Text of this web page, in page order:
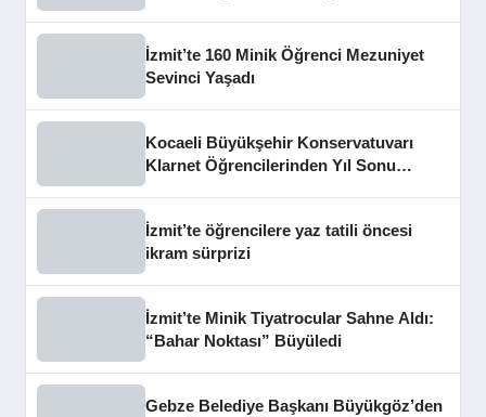
İzmit’te 160 Minik Öğrenci Mezuniyet
Sevinci Yaşadı
Kocaeli Büyükşehir Konservatuvarı
Klarnet Öğrencilerinden Yıl Sonu
İzmit’te öğrencilere yaz tatili öncesi
ikram sürprizi
İzmit’te Minik Tiyatrocular Sahne Aldı:
“Bahar Noktası” Büyüledi
Gebze Belediye Başkanı Büyükgöz’den